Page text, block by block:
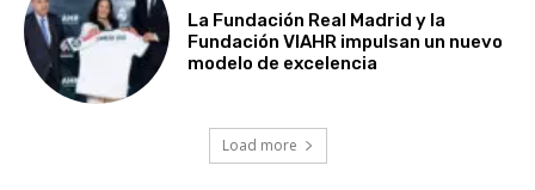
La Fundación Real Madrid y la
Fundación VIAHR impulsan un nuevo
modelo de excelencia
Load more